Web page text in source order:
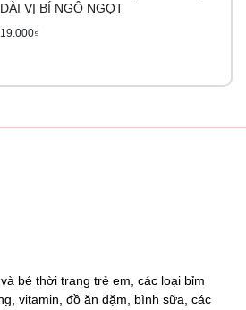
DÀI VỊ BÍ NGÔ NGỌT
19.000₫
bé thời trang trẻ em, các loại bỉm
vitamin, đồ ăn dặm, bình sữa, các